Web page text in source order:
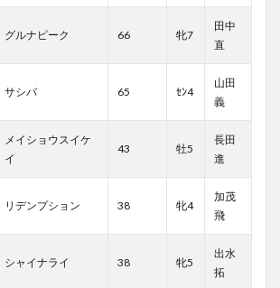
グルナピーク 66 牝7
田中
直
サシバ 65 ｾﾝ4
山田
義
メイショウスイケ
イ
43 牡5
長田
進
リデンプション 38 牝4
加茂
飛
シャイナライ 38 牝5
出水
拓